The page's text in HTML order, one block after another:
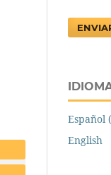
Español
English